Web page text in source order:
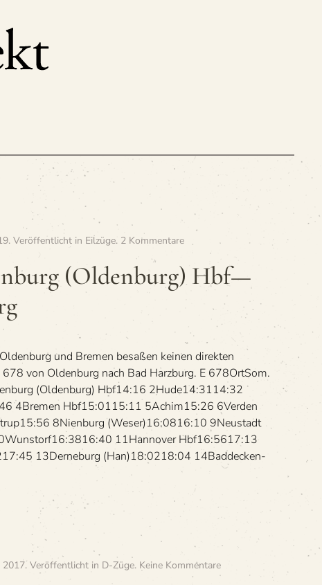
. Veröffentlicht in Eilzüge. 2 Kommentarezu
678
Olden­
(Olden­
Hbf
—
Bad
Harzburg
(Olden­burg) Hbf—
und Bre­men besa­ßen kei­nen direk­ten
678 von Olden­burg nach Bad Harzburg. E 678OrtSom.
(Olden­burg) Hbf14:16 2Hude14:3114:32
4Bre­men Hbf15:0115:11 5Achim15:26 6Ver­den
8Nien­burg (Weser)16:0816:10 9Neu­stadt
11Han­no­ver Hbf16:5617:13
13Der­ne­burg (Han)18:0218:04 14Bad­de­cken­
2017. Veröffentlicht in D-Züge. Keine Kommentarezu
»D